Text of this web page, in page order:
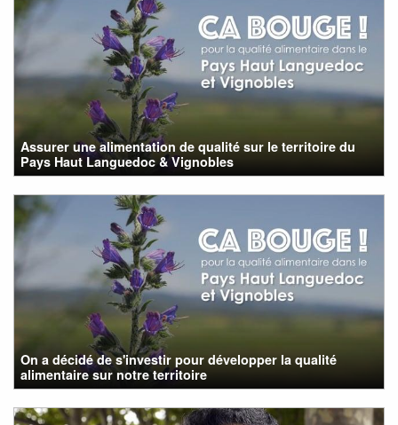
Assurer une alimentation de qualité sur le territoire du
Pays Haut Languedoc & Vignobles
On a décidé de s'investir pour développer la qualité
alimentaire sur notre territoire